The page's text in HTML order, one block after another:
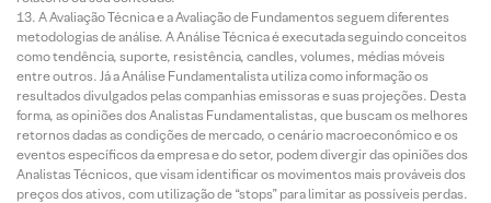
A Avaliação Técnica e a Avaliação de Fundamentos seguem diferentes
metodologias de análise. A Análise Técnica é executada seguindo conceitos
como tendência, suporte, resistência, candles, volumes, médias móveis
entre outros. Já a Análise Fundamentalista utiliza como informação os
resultados divulgados pelas companhias emissoras e suas projeções. Desta
forma, as opiniões dos Analistas Fundamentalistas, que buscam os melhores
retornos dadas as condições de mercado, o cenário macroeconômico e os
eventos específicos da empresa e do setor, podem divergir das opiniões dos
Analistas Técnicos, que visam identificar os movimentos mais prováveis dos
preços dos ativos, com utilização de “stops” para limitar as possíveis perdas.